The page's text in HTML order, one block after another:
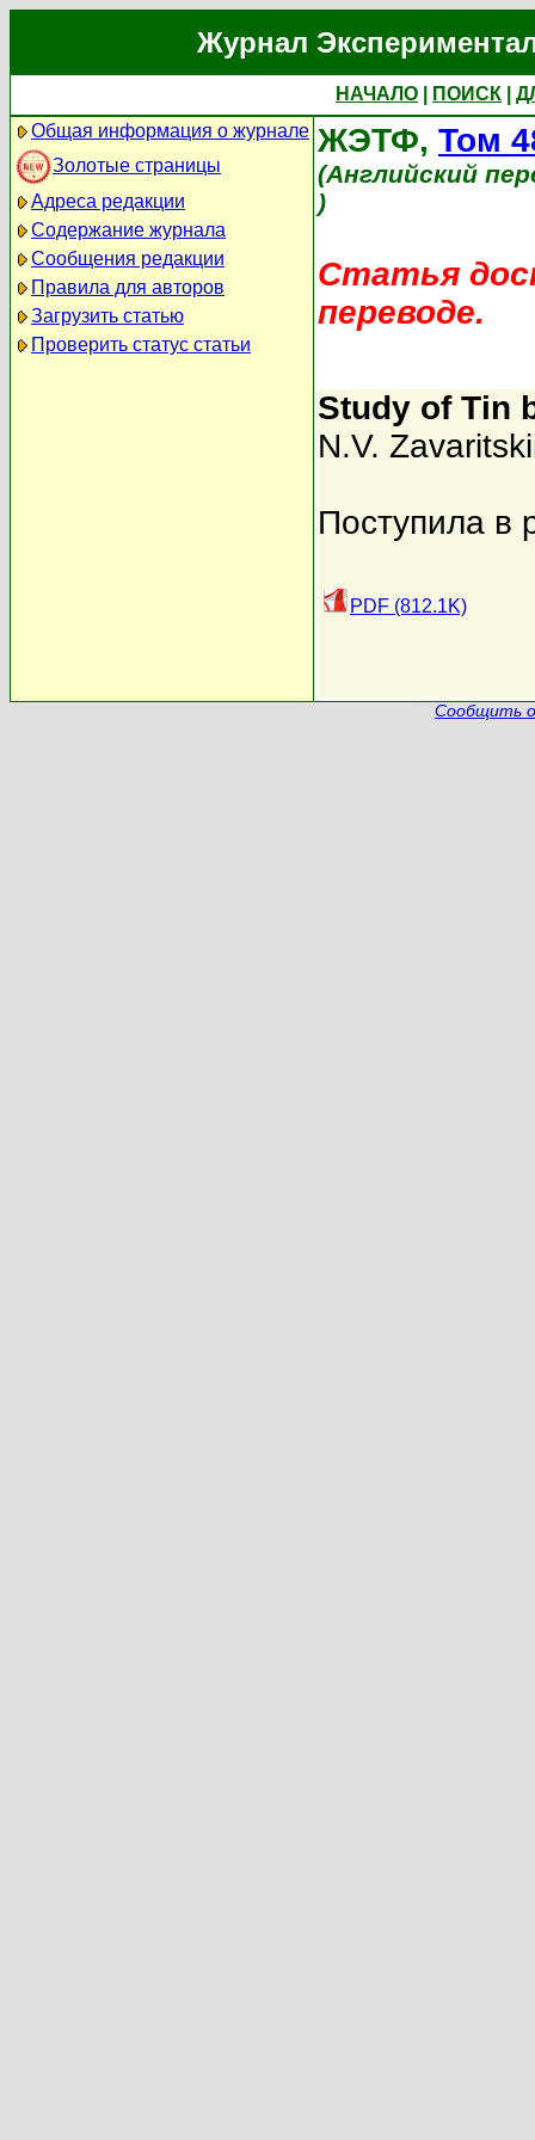
Журнал
НАЧАЛО ПОИСК
Общая информация о журнале
Золотые страницы
Адреса редакции
Содержание журнала
Сообщения редакции
Правила для авторов
Загрузить статью
Проверить статус статьи
ЖЭТФ, Том
(Английский
)
Статья
переводе.
Study of Tin
N.V.
Поступила в
PDF (812.1K)
Сообщить о